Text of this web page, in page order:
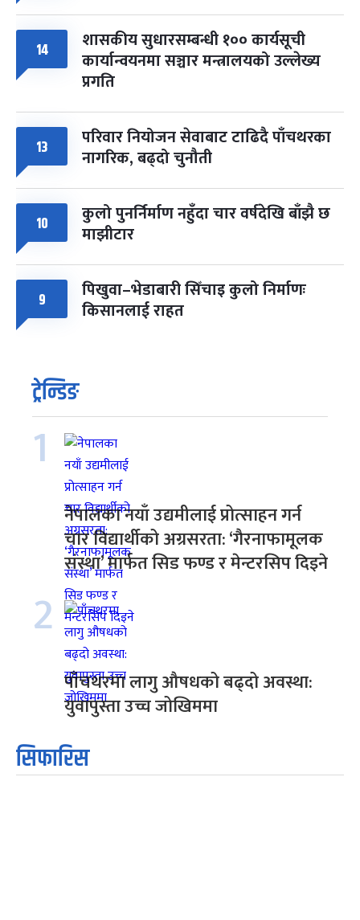
14 शासकीय सुधारसम्बन्धी १०० कार्यसूची
कार्यान्वयनमा सञ्चार मन्त्रालयको उल्लेख्य
प्रगति
13 परिवार नियोजन सेवाबाट टाढिदै पाँचथरका
नागरिक, बढ्दो चुनौती
10 कुलो पुनर्निर्माण नहुँदा चार वर्षदेखि बाँझै छ
माझीटार
9 पिखुवा–भेडाबारी सिँचाइ कुलो निर्माणः
किसानलाई राहत
ट्रेन्डिङ
1
नेपालका नयाँ उद्यमीलाई प्रोत्साहन गर्न
चार विद्यार्थीको अग्रसरता: ‘गैरनाफामूलक
संस्था’ मार्फत सिड फण्ड र मेन्टरसिप दिइने
2
पाँचथरमा लागु औषधको बढ्दो अवस्था:
युवापुस्ता उच्च जोखिममा
सिफारिस